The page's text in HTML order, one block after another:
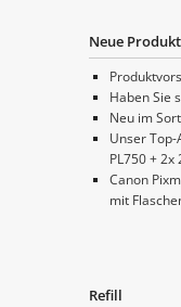
Neue
Haben Sie
Neu im
Unser
PL750 +
Canon
mit
Refill